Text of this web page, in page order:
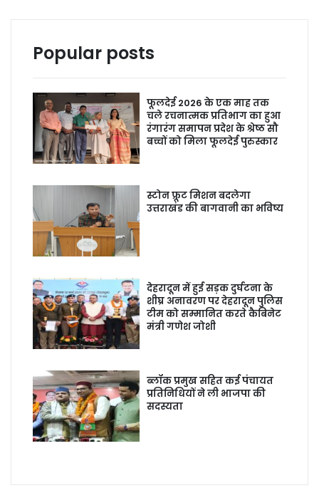
Popular posts
फूलदेई 2026 के एक माह तक
चले रचनात्मक प्रतिभाग का हुआ
रंगारंग समापन प्रदेश के श्रेष्ठ सौ
बच्चों को मिला फूलदेई पुरुस्कार
स्टोन फ्रूट मिशन बदलेगा
उत्तराखंड की बागवानी का भविष्य
देहरादून में हुई सड़क दुर्घटना के
शीघ्र अनावरण पर देहरादून पुलिस
टीम को सम्मानित करते कैबिनेट
मंत्री गणेश जोशी
ब्लॉक प्रमुख सहित कई पंचायत
प्रतिनिधियों ने ली भाजपा की
सदस्यता